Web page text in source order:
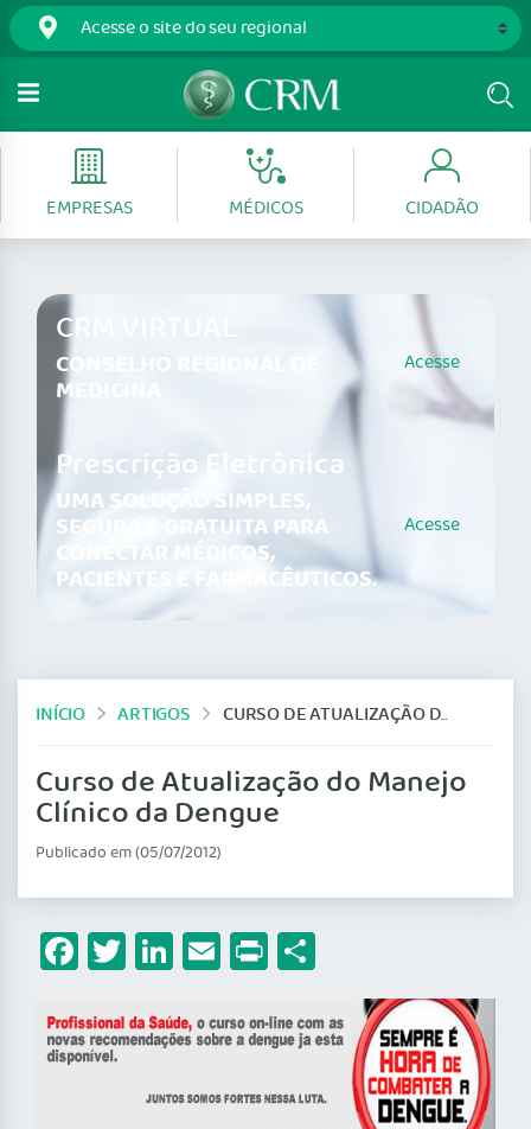
EMPRESAS MÉDICOS CIDADÃO
CRM VIRTUAL
CONSELHO REGIONAL DE
MEDICINA
Acesse
Prescrição Eletrônica
UMA SOLUÇÃO SIMPLES,
SEGURA E GRATUITA PARA
CONECTAR MÉDICOS,
PACIENTES E FARMACÊUTICOS.
Acesse
INÍCIO ARTIGOS CURSO DE ATUALIZAÇÃO DO MANEJO CLÍNICO DA DENGUE
Curso de Atualização do Manejo
Clínico da Dengue
Publicado em (05/07/2012)
Facebook
Twitter
LinkedIn
Email
Print